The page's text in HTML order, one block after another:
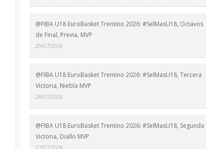
@FIBA U18 EuroBasket Trentino 2026: #SelMasU18, Octavos
de Final, Previa, MVP
29/07/2026
@FIBA U18 EuroBasket Trentino 2026: #SelMasU18, Tercera
Victoria, Niebla MVP
28/07/2026
@FIBA U18 EuroBasket Trentino 2026: #SelMasU18, Segunda
Victoria, Diallo MVP
27/07/2026